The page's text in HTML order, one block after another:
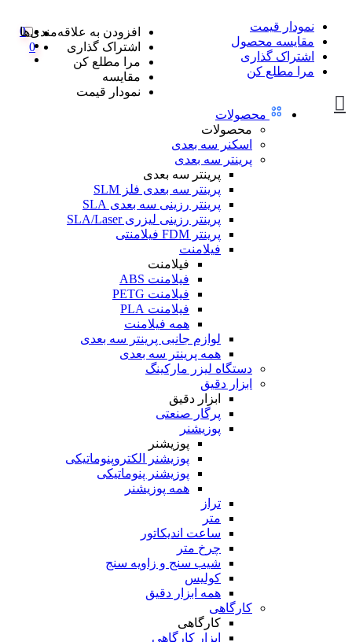
نمودار قیمت
مقایسه محصول
اشتراک گذاری
مرا مطلع کن
0
0
محصولات
محصولات
اسکنر سه بعدی
پرینتر سه بعدی
پرینتر سه بعدی
پرینتر سه بعدی فلز SLM
پرینتر رزینی سه بعدی SLA
پرینتر رزینی لیزری SLA/Laser
پرینتر FDM فیلامنتی
فیلامنت
فیلامنت
فیلامنت ABS
فیلامنت PETG
فیلامنت PLA
همه فیلامنت
لوازم جانبی پرینتر سه بعدی
همه پرینتر سه بعدی
دستگاه لیزر مارکینگ
ابزار دقیق
ابزار دقیق
پرگار صنعتی
پوزیشنر
پوزیشنر
پوزیشنر الکتروپنوماتیکی
پوزیشنر پنوماتیکی
همه پوزیشنر
تراز
متر
ساعت اندیکاتور
چرخ متر
شیب سنج و زاویه سنج
کولیس
همه ابزار دقیق
کارگاهی
کارگاهی
ابزار کارگاهی
افزودن به علاقه‌مندی‌ها
اشتراک گذاری
مرا مطلع کن
مقایسه
نمودار قیمت